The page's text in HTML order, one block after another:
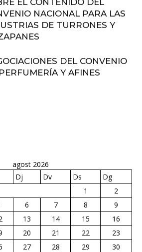
EL CONTENIDO DEL
NACIONAL PARA LAS
DE TURRONES Y
DEL CONVENIO
Y AFINES
agost 2026
Dj Dv Ds
Dg
1
2
6 7 8
9
13 14 15
16
20 21 22
23
27 28 29
30